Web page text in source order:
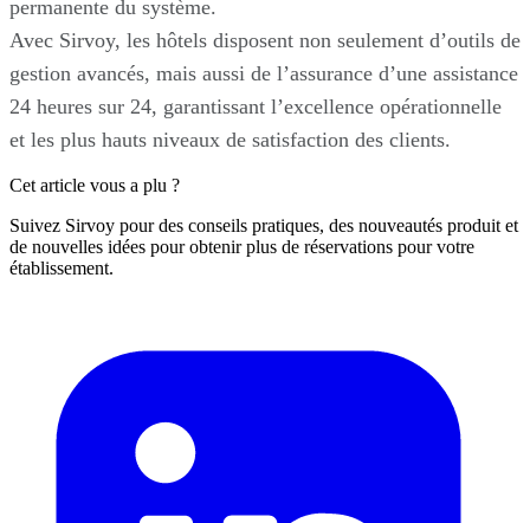
permanente du système.
Avec Sirvoy, les hôtels disposent non seulement d’outils de
gestion avancés, mais aussi de l’assurance d’une assistance
24 heures sur 24, garantissant l’excellence opérationnelle
et les plus hauts niveaux de satisfaction des clients.
Cet article vous a plu ?
Suivez Sirvoy pour des conseils pratiques, des nouveautés produit et
de nouvelles idées pour obtenir plus de réservations pour votre
établissement.